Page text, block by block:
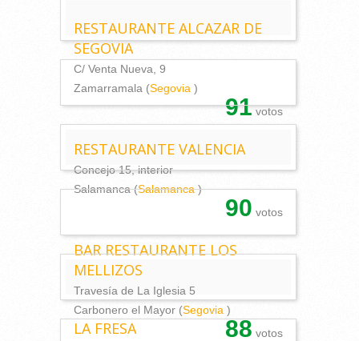
RESTAURANTE ALCAZAR DE
SEGOVIA
C/ Venta Nueva, 9
Zamarramala (Segovia )
91votos
RESTAURANTE VALENCIA
Concejo 15, interior
Salamanca (Salamanca )
90 votos
BAR RESTAURANTE LOS
MELLIZOS
Travesía de La Iglesia 5
Carbonero el Mayor (Segovia )
88 votos
LA FRESA